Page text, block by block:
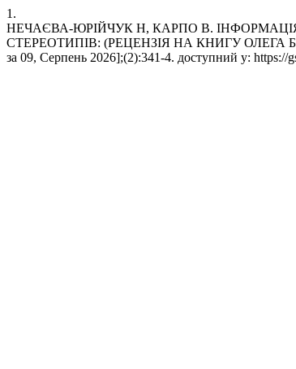
1.
НЕЧАЄВА-ЮРІЙЧУК Н, КАРПО В.
СТЕРЕОТИПІВ: (РЕЦЕНЗІЯ НА КНИГУ ОЛЕГА
за 09, Серпень 2026];(2):341-4. доступний у: